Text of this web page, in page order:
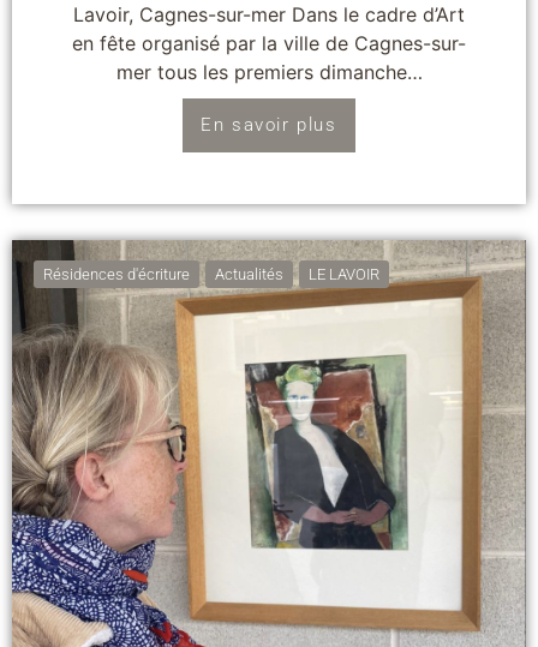
Lavoir, Cagnes-sur-mer Dans le cadre d’Art
en fête organisé par la ville de Cagnes-sur-
mer tous les premiers dimanche…
En savoir plus
Résidences d'écriture Actualités LE LAVOIR